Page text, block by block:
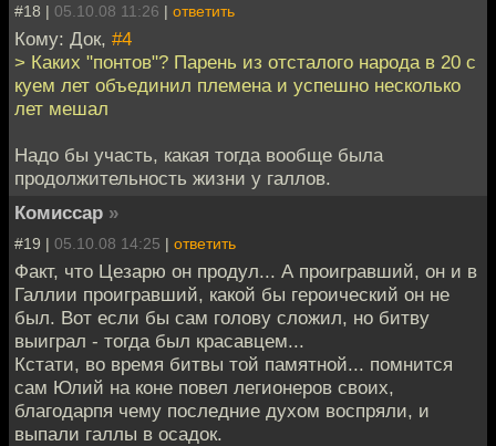
#18 | 05.10.08 11:26 | ответить
Кому: Док, #4
> Каких "понтов"? Парень из отсталого народа в 20 с
куем лет объединил племена и успешно несколько
лет мешал
Надо бы участь, какая тогда вообще была
продолжительность жизни у галлов.
Комиссар »
#19 | 05.10.08 14:25 | ответить
Факт, что Цезарю он продул... А проигравший, он и в
Галлии проигравший, какой бы героический он не
был. Вот если бы сам голову сложил, но битву
выиграл - тогда был красавцем...
Кстати, во время битвы той памятной... помнится
сам Юлий на коне повел легионеров своих,
благодарпя чему последние духом воспряли, и
выпали галлы в осадок.